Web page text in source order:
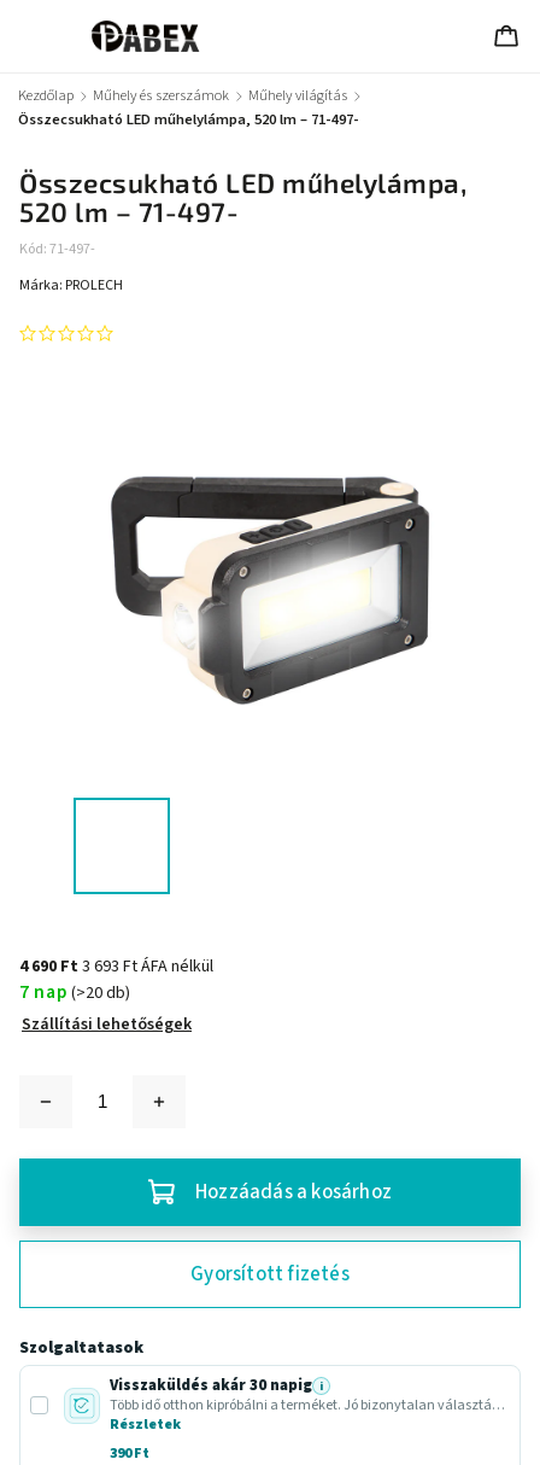
Kezdőlap / Műhely és szerszámok / Műhely világítás /
Összecsukható LED műhelylámpa, 520 lm – 71-497-
Összecsukható LED műhelylámpa,
520 lm – 71-497-
Kód:71-497-
Márka: PROLECH
4 690 Ft3 693 Ft ÁFA nélkül
7 nap (>20 db)
Szállítási lehetőségek
Hozzáadás a kosárhoz
Gyorsított fizetés
Szolgaltatasok
Visszaküldés akár 30 napig i
Több idő otthon kipróbálni a terméket. Jó bizonytalan választásnál vagy ajándéknál.
Részletek
390 Ft